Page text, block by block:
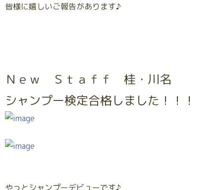
皆様に嬉しいご報告があります♪
Ｎｅｗ Ｓｔａｆｆ 桂・川名
シャンプー検定合格しました！！！
やっとシャンプーデビューです♪